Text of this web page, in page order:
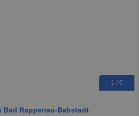
1 / 6
Bad Rappenau-Babstadt